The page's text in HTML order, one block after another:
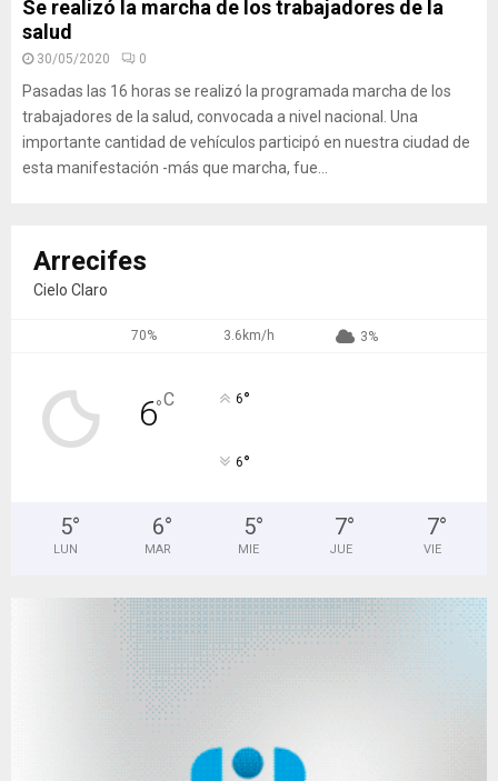
Se realizó la marcha de los trabajadores de la
salud
30/05/2020 0
Pasadas las 16 horas se realizó la programada marcha de los
trabajadores de la salud, convocada a nivel nacional. Una
importante cantidad de vehículos participó en nuestra ciudad de
esta manifestación -más que marcha, fue...
Arrecifes
Cielo Claro
70% 3.6km/h 3%
6°C 6°
6°
5°
LUN
6°
MAR
5°
MIE
7°
JUE
7°
VIE